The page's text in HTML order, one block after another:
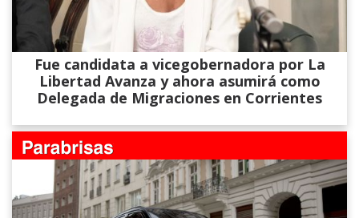
Fue candidata a vicegobernadora por La
Libertad Avanza y ahora asumirá como
Delegada de Migraciones en Corrientes